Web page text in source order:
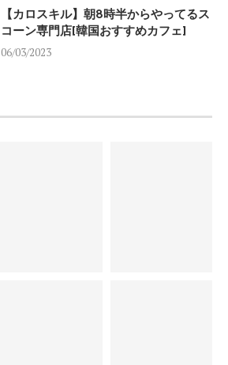
【カロスキル】朝8時半からやってるス
コーン専門店[韓国おすすめカフェ]
06/03/2023